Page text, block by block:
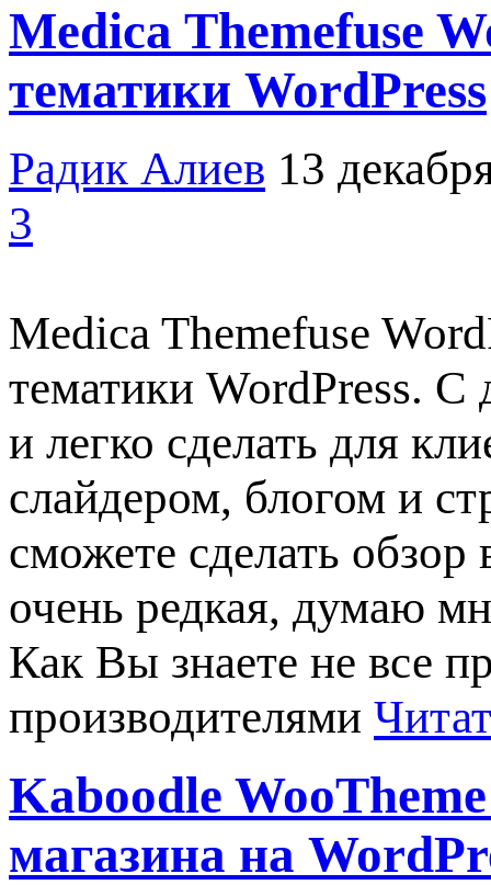
Medica Themefuse
тематики WordPress
Радик Алиев 13
3
Medica Themefuse
тематики WordPress.
и легко сделать для
слайдером, блогом и
сможете сделать
очень редкая, думаю
Как Вы знаете не все
производителями
Kaboodle
магазина на